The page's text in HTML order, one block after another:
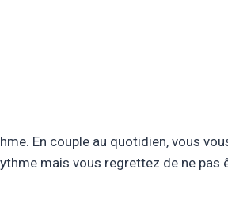
En couple au quotidien, vous
mais vous regrettez de ne pas